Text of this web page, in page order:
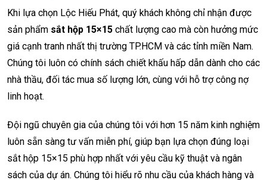
Khi lựa chọn Lộc Hiếu Phát, quý khách không chỉ nhận được
sản phẩm sắt hộp 15×15 chất lượng cao mà còn hưởng mức
giá cạnh tranh nhất thị trường TP.HCM và các tỉnh miền Nam.
Chúng tôi luôn có chính sách chiết khấu hấp dẫn dành cho các
nhà thầu, đối tác mua số lượng lớn, cùng với hỗ trợ công nợ
linh hoạt.
Đội ngũ chuyên gia của chúng tôi với hơn 15 năm kinh nghiệm
luôn sẵn sàng tư vấn miễn phí, giúp bạn lựa chọn đúng loại
sắt hộp 15×15 phù hợp nhất với yêu cầu kỹ thuật và ngân
sách của dự án. Chúng tôi hiểu rõ nhu cầu của khách hàng và